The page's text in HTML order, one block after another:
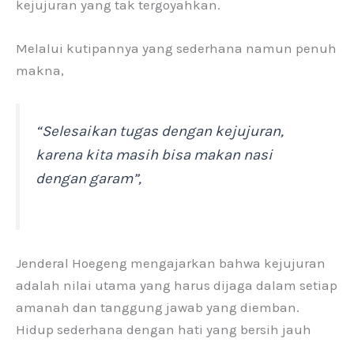
kejujuran yang tak tergoyahkan.
Melalui kutipannya yang sederhana namun penuh
makna,
“Selesaikan tugas dengan kejujuran,
karena kita masih bisa makan nasi
dengan garam”,
Jenderal Hoegeng mengajarkan bahwa kejujuran
adalah nilai utama yang harus dijaga dalam setiap
amanah dan tanggung jawab yang diemban.
Hidup sederhana dengan hati yang bersih jauh